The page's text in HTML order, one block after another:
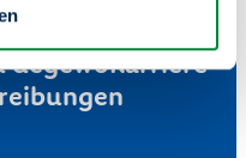
finden
degewoKarriere